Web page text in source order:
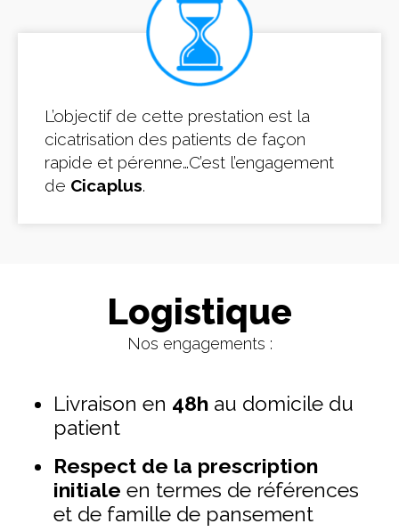
L’objectif de cette prestation est la
cicatrisation des patients de façon
rapide et pérenne…C’est l’engagement
de Cicaplus.
Logistique
Nos engagements :
Livraison en 48h au domicile du
patient
Respect de la prescription
initiale en termes de références
et de famille de pansement